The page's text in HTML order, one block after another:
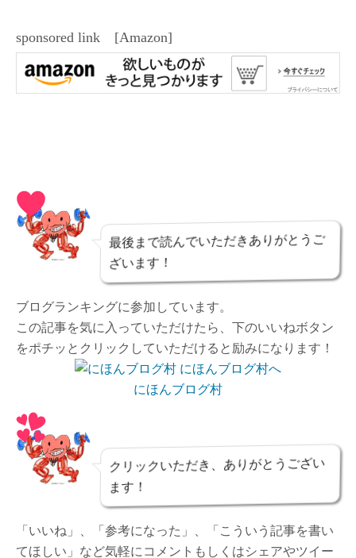
sponsored link [Amazon]
最後まで読んでいただきありがとうご
ざいます！
ブログランキングに参加しています。
この記事を気に入っていただけたら、下のいいねボタン
をポチッとクリックしていただけると励みになります！
にほんブログ村
クリックいただき、ありがとうござい
ます！
「いいね」、「参考になった」、「こういう記事を書い
てほしい」など気軽にコメントもしくはシェアやツイー